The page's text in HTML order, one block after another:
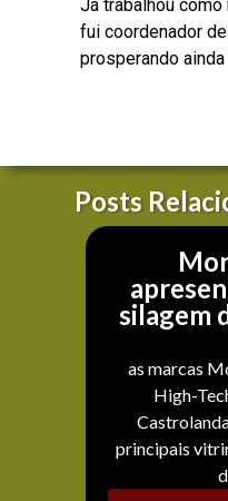
Já trabalhou
fui coordenador
prosperando
Posts
silagem
as marcas
High-
principais